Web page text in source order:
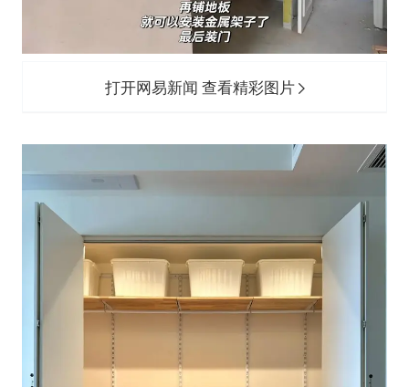
打开网易新闻 查看精彩图片